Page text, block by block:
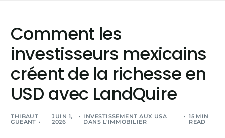
Comment les
investisseurs mexicains
créent de la richesse en
USD avec LandQuire
THIBAUT
GUEANT
JUIN 1,
2026
INVESTISSEMENT AUX USA
DANS L'IMMOBILIER
15 MIN
READ